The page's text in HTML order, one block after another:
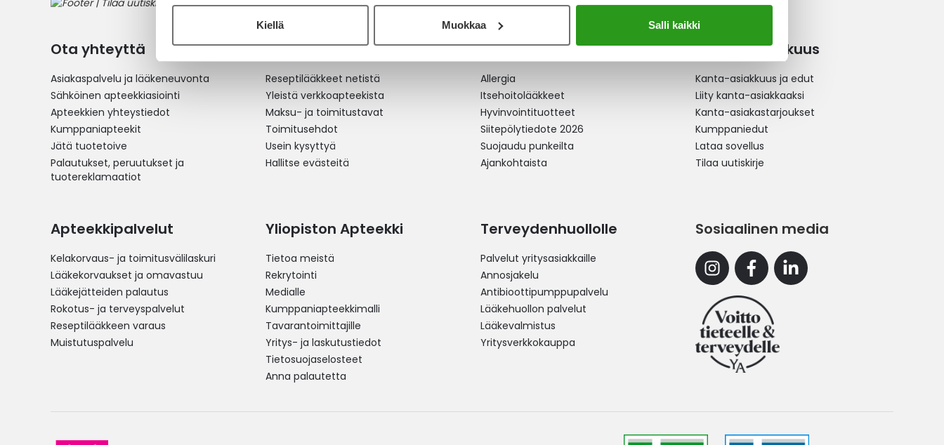
Kiellä Muokkaa Salli kaikki
Ota yhteyttä
Asiakaspalvelu ja lääkeneuvonta
Sähköinen apteekkiasiointi
Apteekkien yhteystiedot
Kumppaniapteekit
Jätä tuotetoive
Palautukset, peruutukset ja
tuotereklamaatiot
Verkkoapteekki
Reseptilääkkeet netistä
Yleistä verkkoapteekista
Maksu- ja toimitustavat
Toimitusehdot
Usein kysyttyä
Hallitse evästeitä
Ajankohtaista
Allergia
Itsehoitolääkkeet
Hyvinvointituotteet
Siitepölytiedote 2026
Suojaudu punkeilta
Ajankohtaista
Kanta-asiakkuus
Kanta-asiakkuus ja edut
Liity kanta-asiakkaaksi
Kanta-asiakastarjoukset
Kumppaniedut
Lataa sovellus
Tilaa uutiskirje
Apteekkipalvelut
Kelakorvaus- ja toimitusvälilaskuri
Lääkekorvaukset ja omavastuu
Lääkejätteiden palautus
Rokotus- ja terveyspalvelut
Reseptilääkkeen varaus
Muistutuspalvelu
Yliopiston Apteekki
Tietoa meistä
Rekrytointi
Medialle
Kumppaniapteekkimalli
Tavarantoimittajille
Yritys- ja laskutustiedot
Tietosuojaselosteet
Anna palautetta
Terveydenhuollolle
Palvelut yritysasiakkaille
Annosjakelu
Antibioottipumppupalvelu
Lääkehuollon palvelut
Lääkevalmistus
Yritysverkkokauppa
Sosiaalinen media
InstagramFacebookLinkedin